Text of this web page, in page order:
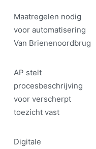
Maatregelen nodig
voor automatisering
Van Brienenoordbrug
AP stelt
procesbeschrijving
voor verscherpt
toezicht vast
Digitale